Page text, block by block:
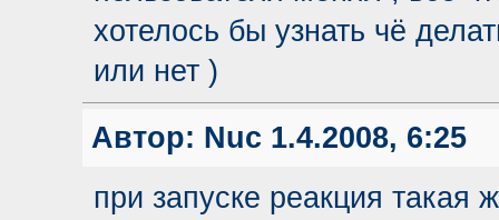
хотелось бы узнать чё
или нет )
Автор: Nuc 1.4.2008, 6:25
при запуске реакция такая